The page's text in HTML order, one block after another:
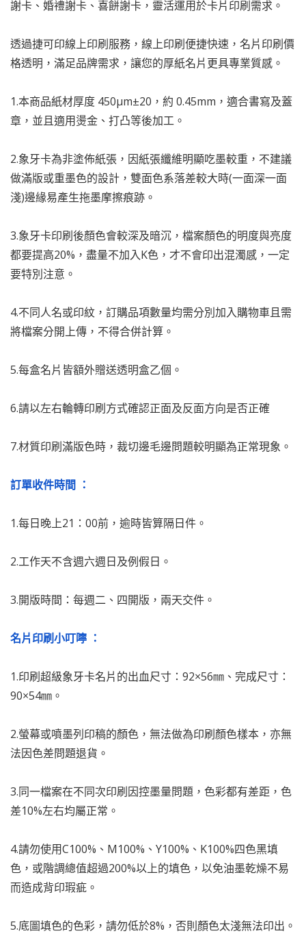
謝卡、婚禮謝卡、喜餅謝卡，靈活運用於卡片印刷需求。
透過捷可印線上印刷服務，線上印刷便捷快速，名片印刷價
格透明，滿足品牌需求，讓您的厚紙名片更具專業質感。
1.本商品紙材厚度 450µm±20，約 0.45mm，適合書寫及蓋
章，並且適用燙金、打凸等後加工。
2.象牙卡為非塗佈紙張，因紙張纖維明顯吃墨較重，不建議
做滿版或重墨色的設計，雙面色系落差較大時(一面深一面
淺)邊緣易產生拖墨摩擦痕跡。
3.象牙卡印刷後顏色會較深及暗沉，檔案顏色的明度與亮度
都要提高20%，盡量不加入K色，才不會印出混濁感，一定
要特別注意。
4.不同人名或印紋，訂購品項數量均需分別加入購物車且需
將檔案分開上傳，不得合併計算。
5.每盒名片皆額外贈送透明盒乙個。
6.請以左右輪轉印刷方式確認正面及反面方向是否正確
7.材質印刷滿版色時，裁切邊毛邊問題較明顯為正常現象。
訂單收件時間 ：
1.每日晚上21：00前，逾時皆算隔日件。
2.工作天不含週六週日及例假日。
3.開版時間：每週二、四開版，兩天交件。
名片印刷小叮嚀 ：
1.印刷超級象牙卡名片的出血尺寸：92×56㎜、完成尺寸：
90×54㎜。
2.螢幕或噴墨列印稿的顏色，無法做為印刷顏色樣本，亦無
法因色差問題退貨。
3.同一檔案在不同次印刷因控墨量問題，色彩都有差距，色
差10%左右均屬正常。
4.請勿使用C100%、M100%、Y100%、K100%四色黑填
色，或階調總值超過200%以上的填色，以免油墨乾燥不易
而造成背印瑕疵。
5.底圖填色的色彩，請勿低於8%，否則顏色太淺無法印出。